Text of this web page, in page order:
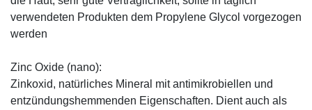
verwendeten Produkten dem Propylene Glycol vorgezogen
werden
Zinc Oxide (nano):
Zinkoxid, natürliches Mineral mit antimikrobiellen und
entzündungshemmenden Eigenschaften. Dient auch als